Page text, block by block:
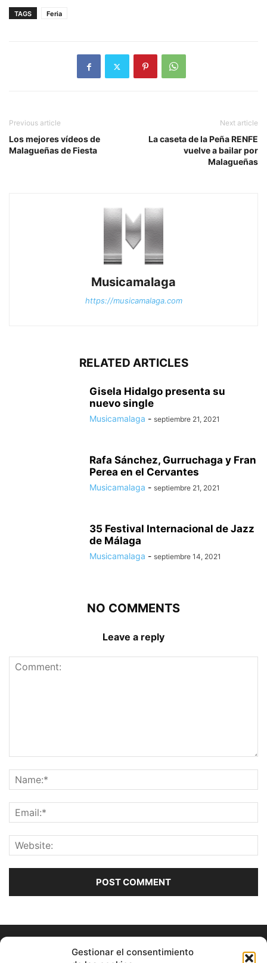
Gestionar el consentimiento
TAGS Feria
Previous article
Los mejores vídeos de
Malagueñas de Fiesta
Next article
La caseta de la Peña RENFE
vuelve a bailar por
Malagueñas
Musicamalaga
https://musicamalaga.com
RELATED ARTICLES
Gisela Hidalgo presenta su
nuevo single
Musicamalaga - septiembre 21, 2021
Rafa Sánchez, Gurruchaga y Fran
Perea en el Cervantes
Musicamalaga - septiembre 21, 2021
35 Festival Internacional de Jazz
de Málaga
Musicamalaga - septiembre 14, 2021
NO COMMENTS
Leave a reply